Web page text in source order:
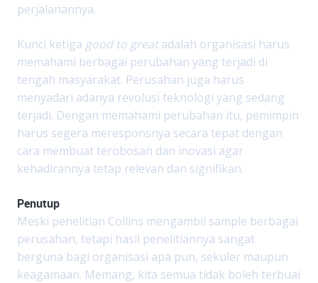
perjalanannya.
Kunci ketiga good to greatadalah organisasi harus
memahami berbagai perubahan yang terjadi di
tengah masyarakat. Perusahan juga harus
menyadari adanya revolusi teknologi yang sedang
terjadi. Dengan memahami perubahan itu, pemimpin
harus segera meresponsnya secara tepat dengan
cara membuat terobosan dan inovasi agar
kehadirannya tetap relevan dan signifikan.
Penutup
Meski penelitian Collins mengambil sample berbagai
perusahan, tetapi hasil penelitiannya sangat
berguna bagi organisasi apa pun, sekuler maupun
keagamaan. Memang, kita semua tidak boleh terbuai